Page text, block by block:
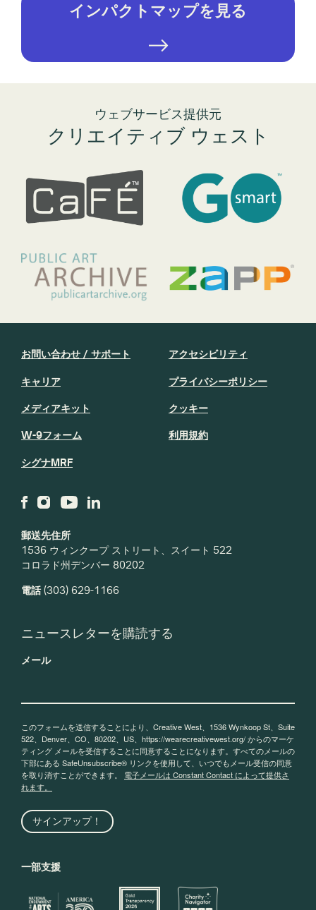
インパクトマップを見る
ウェブサービス提供元
クリエイティブ ウェスト
郵送先住所
1536 ウィンクープ ストリート、スイート 522
コロラド州デンバー 80202
電話(303) 629-1166
お問い合わせ / サポート
キャリア
メディアキット
W-9フォーム
シグナMRF
アクセシビリティ
プライバシーポリシー
クッキー
利用規約
ニュースレターを購読する
メール
このフォームを送信することにより、Creative West、1536 Wynkoop St、Suite
522、Denver、CO、80202、US、https://wearecreativewest.org/ からのマーケ
ティング メールを受信することに同意することになります。すべてのメールの
下部にある SafeUnsubscribe® リンクを使用して、いつでもメール受信の同意
を取り消すことができます。 電子メールは Constant Contact によって提供さ
れます。
サインアップ！
一部支援